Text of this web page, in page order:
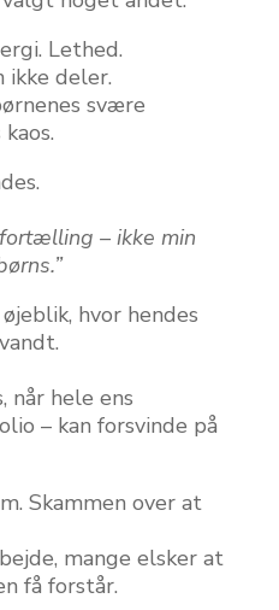
Lethed.
ikke deler.
svære
– ikke min
hvor hendes
når hele ens
– kan forsvinde på
Skammen over at
mange elsker at
få forstår.